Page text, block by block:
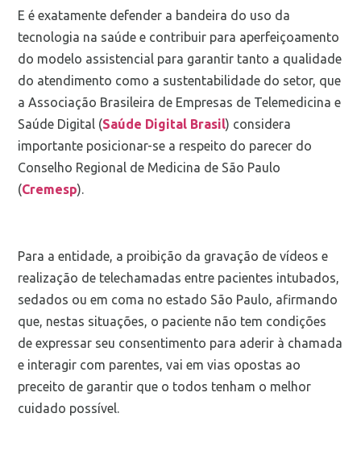
E é exatamente defender a bandeira do uso da
tecnologia na saúde e contribuir para aperfeiçoamento
do modelo assistencial para garantir tanto a qualidade
do atendimento como a sustentabilidade do setor, que
a Associação Brasileira de Empresas de Telemedicina e
Saúde Digital (Saúde Digital Brasil) considera
importante posicionar-se a respeito do parecer do
Conselho Regional de Medicina de São Paulo
(Cremesp).
Para a entidade, a proibição da gravação de vídeos e
realização de telechamadas entre pacientes intubados,
sedados ou em coma no estado São Paulo, afirmando
que, nestas situações, o paciente não tem condições
de expressar seu consentimento para aderir à chamada
e interagir com parentes, vai em vias opostas ao
preceito de garantir que o todos tenham o melhor
cuidado possível.